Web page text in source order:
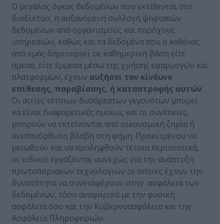
Ο μεγάλος όγκος δεδομένων που εκτίθενται στο
διαδίκτυο, η αυξανόμενη συλλογή ψηφιακών
δεδομένων από οργανισμούς και παρόχους
υπηρεσιών, καθώς και τα δεδομένα που ο καθένας
από εμάς δημιουργεί σε καθημερινή βάση είτε
άμεσα, είτε έμμεσα μέσω της χρήσης εφαρμογών και
πλατφορμών, έχουν αυξήσει τον κίνδυνο
επίθεσης, παραβίασης, ή καταστροφής αυτών.
Οι αιτίες τέτοιων δυσάρεστων γεγονότων μπορεί
να είναι διαφορετικές ομοίως και οι συνέπειες,
μπορούν να εκτείνονται από οικονομική ζημία ή
ανεπανόρθωτη βλάβη στη φήμη. Προκειμένου να
μειωθούν και να προληφθούν τέτοια περιστατικά,
οι ειδικοί εργάζονται συνεχώς για την ανάπτυξη
πρωτοποριακών τεχνολογιών οι οποίες έχουν την
δυνατότητα να συνεισφέρουν στην ασφάλεια των
δεδομένων, τόσο αναφορικά με την φυσική
ασφάλεια όσο και την Κυβερνοασφάλεια και την
Ασφάλεια Πληροφοριών.